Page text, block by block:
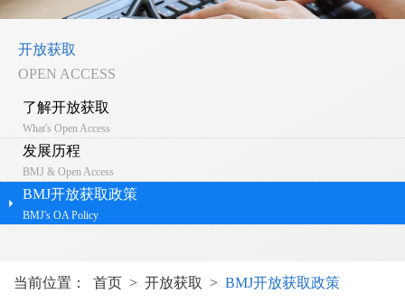
开放获取
OPEN ACCESS
了解开放获取
What's Open Access
发展历程
BMJ & Open Access
BMJ开放获取政策
BMJ's OA Policy
当前位置： 首页 > 开放获取 > BMJ开放获取政策